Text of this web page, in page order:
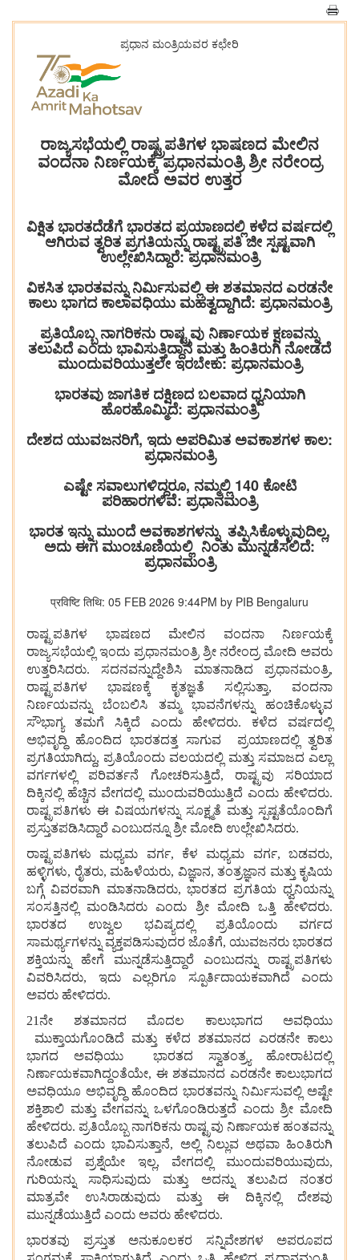
ಪ್ರಧಾನ ಮಂತ್ರಿಯವರ ಕಛೇರಿ
ರಾಜ್ಯಸಭೆಯಲ್ಲಿ ರಾಷ್ಟ್ರಪತಿಗಳ ಭಾಷಣದ ಮೇಲಿನ
ವಂದನಾ ನಿರ್ಣಯಕ್ಕೆ ಪ್ರಧಾನಮಂತ್ರಿ ಶ್ರೀ ನರೇಂದ್ರ
ಮೋದಿ ಅವರ ಉತ್ತರ
ವಿಕ್ಷಿತ ಭಾರತದೆಡೆಗೆ ಭಾರತದ ಪ್ರಯಾಣದಲ್ಲಿ ಕಳೆದ ವರ್ಷದಲ್ಲಿ
ಆಗಿರುವ ತ್ವರಿತ ಪ್ರಗತಿಯನ್ನು ರಾಷ್ಟ್ರಪತಿ ಜೀ ಸ್ಪಷ್ಟವಾಗಿ
ಉಲ್ಲೇಖಿಸಿದ್ದಾರೆ: ಪ್ರಧಾನಮಂತ್ರಿ
ವಿಕಸಿತ ಭಾರತವನ್ನು ನಿರ್ಮಿಸುವಲ್ಲಿ ಈ ಶತಮಾನದ ಎರಡನೇ
ಕಾಲು ಭಾಗದ ಕಾಲಾವಧಿಯು ಮಹತ್ವದ್ದಾಗಿದೆ: ಪ್ರಧಾನಮಂತ್ರಿ
ಪ್ರತಿಯೊಬ್ಬ ನಾಗರಿಕನು ರಾಷ್ಟ್ರವು ನಿರ್ಣಾಯಕ ಕ್ಷಣವನ್ನು
ತಲುಪಿದೆ ಎಂದು ಭಾವಿಸುತ್ತಿದ್ದಾನೆ ಮತ್ತು ಹಿಂತಿರುಗಿ ನೋಡದೆ
ಮುಂದುವರಿಯುತ್ತಲೇ ಇರಬೇಕು: ಪ್ರಧಾನಮಂತ್ರಿ
ಭಾರತವು ಜಾಗತಿಕ ದಕ್ಷಿಣದ ಬಲವಾದ ಧ್ವನಿಯಾಗಿ
ಹೊರಹೊಮ್ಮಿದೆ: ಪ್ರಧಾನಮಂತ್ರಿ
ದೇಶದ ಯುವಜನರಿಗೆ, ಇದು ಅಪರಿಮಿತ ಅವಕಾಶಗಳ ಕಾಲ:
ಪ್ರಧಾನಮಂತ್ರಿ
ಎಷ್ಟೇ ಸವಾಲುಗಳಿದ್ದರೂ, ನಮ್ಮಲ್ಲಿ 140 ಕೋಟಿ
ಪರಿಹಾರಗಳಿವೆ: ಪ್ರಧಾನಮಂತ್ರಿ
ಭಾರತ ಇನ್ನು ಮುಂದೆ ಅವಕಾಶಗಳನ್ನು ತಪ್ಪಿಸಿಕೊಳ್ಳುವುದಿಲ್ಲ,
ಅದು ಈಗ ಮುಂಚೂಣಿಯಲ್ಲಿ ನಿಂತು ಮುನ್ನಡೆಸಲಿದೆ:
ಪ್ರಧಾನಮಂತ್ರಿ
प्रविष्टि तिथि: 05 FEB 2026 9:44PM by PIB Bengaluru
ರಾಷ್ಟ್ರಪತಿಗಳ ಭಾಷಣದ ಮೇಲಿನ ವಂದನಾ
ನಿರ್ಣಯಕ್ಕೆ
ರಾಜ್ಯಸಭೆಯಲ್ಲಿ ಇಂದು ಪ್ರಧಾನಮಂತ್ರಿ ಶ್ರೀ ನರೇಂದ್ರ ಮೋದಿ ಅವರು
ಉತ್ತರಿಸಿದರು. ಸದನವನ್ನುದ್ದೇಶಿಸಿ
ಮಾತನಾಡಿದ
ಪ್ರಧಾನಮಂತ್ರಿ,
ರಾಷ್ಟ್ರಪತಿಗಳ
ಭಾಷಣಕ್ಕೆ ಕೃತಜ್ಞತೆ
ಸಲ್ಲಿಸುತ್ತಾ, ವಂದನಾ
ನಿರ್ಣಯವನ್ನು
ಬೆಂಬಲಿಸಿ ತಮ್ಮ ಭಾವನೆಗಳನ್ನು
ಹಂಚಿಕೊಳ್ಳುವ
ಸೌಭಾಗ್ಯ
ತಮಗೆ ಸಿಕ್ಕಿದೆ ಎಂದು ಹೇಳಿದರು. ಕಳೆದ
ವರ್ಷದಲ್ಲಿ
ಅಭಿವೃದ್ಧಿ
ಹೊಂದಿದ ಭಾರತದತ್ತ ಸಾಗುವ ಪ್ರಯಾಣದಲ್ಲಿ ತ್ವರಿತ
ಪ್ರಗತಿಯಾಗಿದ್ದು, ಪ್ರತಿಯೊಂದು ವಲಯದಲ್ಲಿ ಮತ್ತು ಸಮಾಜದ ಎಲ್ಲಾ
ವರ್ಗಗಳಲ್ಲಿ
ಪರಿವರ್ತನೆ ಗೋಚರಿಸುತ್ತಿದೆ, ರಾಷ್ಟ್ರವು
ಸರಿಯಾದ
ದಿಕ್ಕಿನಲ್ಲಿ ಹೆಚ್ಚಿನ ವೇಗದಲ್ಲಿ ಮುಂದುವರಿಯುತ್ತಿದೆ ಎಂದು ಹೇಳಿದರು.
ರಾಷ್ಟ್ರಪತಿಗಳು ಈ ವಿಷಯಗಳನ್ನು ಸೂಕ್ಷ್ಮತೆ ಮತ್ತು ಸ್ಪಷ್ಟತೆಯೊಂದಿಗೆ
ಪ್ರಸ್ತುತಪಡಿಸಿದ್ದಾರೆ ಎಂಬುದನ್ನೂ ಶ್ರೀ ಮೋದಿ ಉಲ್ಲೇಖಿಸಿದರು.
ರಾಷ್ಟ್ರಪತಿಗಳು
ಮಧ್ಯಮ ವರ್ಗ, ಕೆಳ ಮಧ್ಯಮ
ವರ್ಗ, ಬಡವರು,
ಹಳ್ಳಿಗಳು, ರೈತರು, ಮಹಿಳೆಯರು, ವಿಜ್ಞಾನ, ತಂತ್ರಜ್ಞಾನ ಮತ್ತು ಕೃಷಿಯ
ಬಗ್ಗೆ ವಿವರವಾಗಿ ಮಾತನಾಡಿದರು, ಭಾರತದ ಪ್ರಗತಿಯ ಧ್ವನಿಯನ್ನು
ಸಂಸತ್ತಿನಲ್ಲಿ
ಮಂಡಿಸಿದರು ಎಂದು ಶ್ರೀ ಮೋದಿ ಒತ್ತಿ
ಹೇಳಿದರು.
ಭಾರತದ
ಉಜ್ವಲ ಭವಿಷ್ಯದಲ್ಲಿ ಪ್ರತಿಯೊಂದು
ವರ್ಗದ
ಸಾಮರ್ಥ್ಯಗಳನ್ನು ವ್ಯಕ್ತಪಡಿಸುವುದರ ಜೊತೆಗೆ, ಯುವಜನರು ಭಾರತದ
ಶಕ್ತಿಯನ್ನು
ಹೇಗೆ ಮುನ್ನಡೆಸುತ್ತಿದ್ದಾರೆ ಎಂಬುದನ್ನು
ರಾಷ್ಟ್ರಪತಿಗಳು
ವಿವರಿಸಿದರು, ಇದು
ಎಲ್ಲರಿಗೂ ಸ್ಪೂರ್ತಿದಾಯಕವಾಗಿದೆ
ಎಂದು
ಅವರು ಹೇಳಿದರು.
21ನೇ
ಶತಮಾನದ ಮೊದಲ
ಕಾಲುಭಾಗದ ಅವಧಿಯು
ಮುಕ್ತಾಯಗೊಂಡಿದೆ
ಮತ್ತು ಕಳೆದ ಶತಮಾನದ ಎರಡನೇ
ಕಾಲು
ಭಾಗದ ಅವಧಿಯು
ಭಾರತದ ಸ್ವಾತಂತ್ರ್ಯ
ಹೋರಾಟದಲ್ಲಿ
ನಿರ್ಣಾಯಕವಾಗಿದ್ದಂತೆಯೇ, ಈ ಶತಮಾನದ ಎರಡನೇ ಕಾಲುಭಾಗದ
ಅವಧಿಯೂ ಅಭಿವೃದ್ಧಿ ಹೊಂದಿದ ಭಾರತವನ್ನು ನಿರ್ಮಿಸುವಲ್ಲಿ ಅಷ್ಟೇ
ಶಕ್ತಿಶಾಲಿ ಮತ್ತು ವೇಗವನ್ನು ಒಳಗೊಂಡಿರುತ್ತದೆ ಎಂದು ಶ್ರೀ ಮೋದಿ
ಹೇಳಿದರು. ಪ್ರತಿಯೊಬ್ಬ ನಾಗರಿಕನು ರಾಷ್ಟ್ರವು ನಿರ್ಣಾಯಕ ಹಂತವನ್ನು
ತಲುಪಿದೆ ಎಂದು ಭಾವಿಸುತ್ತಾನೆ, ಅಲ್ಲಿ ನಿಲ್ಲುವ ಅಥವಾ ಹಿಂತಿರುಗಿ
ನೋಡುವ
ಪ್ರಶ್ನೆಯೇ ಇಲ್ಲ, ವೇಗದಲ್ಲಿ
ಮುಂದುವರಿಯುವುದು,
ಗುರಿಯನ್ನು
ಸಾಧಿಸುವುದು ಮತ್ತು ಅದನ್ನು ತಲುಪಿದ
ನಂತರ
ಮಾತ್ರವೇ
ಉಸಿರಾಡುವುದು ಮತ್ತು ಈ ದಿಕ್ಕಿನಲ್ಲಿ
ದೇಶವು
ಮುನ್ನಡೆಯುತ್ತಿದೆ ಎಂದು ಅವರು ಹೇಳಿದರು.
ಭಾರತವು
ಪ್ರಸ್ತುತ ಅನುಕೂಲಕರ ಸನ್ನಿವೇಶಗಳ
ಅಪರೂಪದ